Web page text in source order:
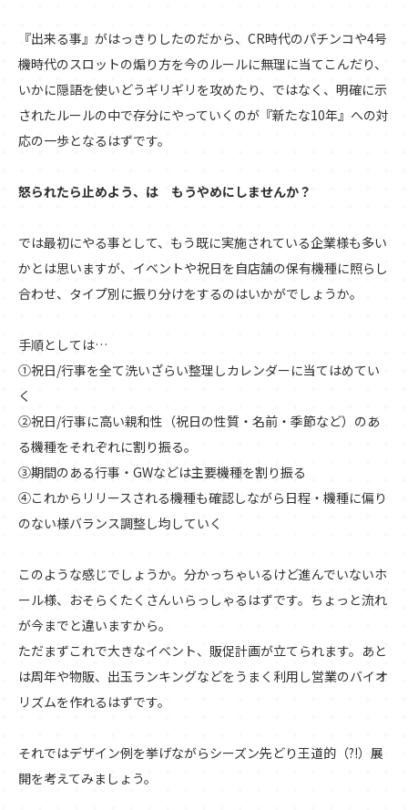
『出来る事』がはっきりしたのだから、CR時代のパチンコや4号
機時代のスロットの煽り方を今のルールに無理に当てこんだり、
いかに隠語を使いどうギリギリを攻めたり、ではなく、明確に示
されたルールの中で存分にやっていくのが『新たな10年』への対
応の一歩となるはずです。
怒られたら止めよう、は もうやめにしませんか？
では最初にやる事として、もう既に実施されている企業様も多い
かとは思いますが、イベントや祝日を自店舗の保有機種に照らし
合わせ、タイプ別に振り分けをするのはいかがでしょうか。
手順としては…
①祝日/行事を全て洗いざらい整理しカレンダーに当てはめてい
く
②祝日/行事に高い親和性（祝日の性質・名前・季節など）のあ
る機種をそれぞれに割り振る。
③期間のある行事・GWなどは主要機種を割り振る
④これからリリースされる機種も確認しながら日程・機種に偏り
のない様バランス調整し均していく
このような感じでしょうか。分かっちゃいるけど進んでいないホ
ール様、おそらくたくさんいらっしゃるはずです。ちょっと流れ
が今までと違いますから。
ただまずこれで大きなイベント、販促計画が立てられます。あと
は周年や物販、出玉ランキングなどをうまく利用し営業のバイオ
リズムを作れるはずです。
それではデザイン例を挙げながらシーズン先どり王道的（?!）展
開を考えてみましょう。